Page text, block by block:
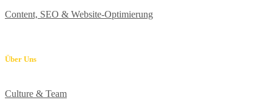
Content, SEO & Website-Optimierung
Über Uns
Culture & Team